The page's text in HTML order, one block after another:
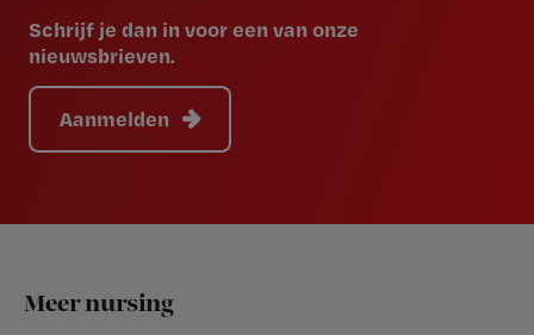
Schrijf je dan in voor een van onze
nieuwsbrieven.
Aanmelden
Footer
Meer nursing